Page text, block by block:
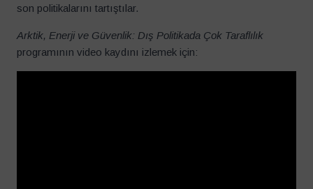
son politikalarını tartıştılar.
Arktik, Enerji ve Güvenlik: Dış Politikada Çok Taraflılık
programının video kaydını izlemek için: